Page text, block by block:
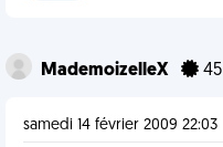
MademoizelleX 45
samedi 14 février 2009 22:03